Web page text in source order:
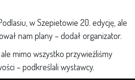
w Szepietowie 20. edycję, ale
nam plany – dodał organizator.
mimo wszystko przywieźliśmy
– podkreślali wystawcy.